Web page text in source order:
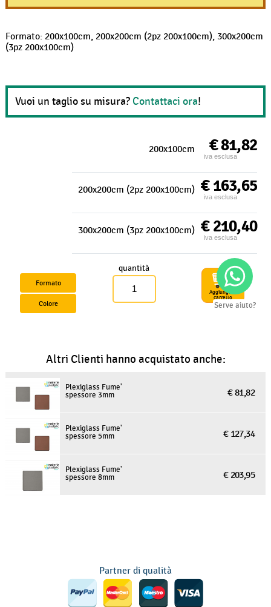
Formato: 200x100cm, 200x200cm (2pz 200x100cm), 300x200cm
(3pz 200x100cm)
Vuoi un taglio su misura? Contattaci ora!
200x100cm € 81,82
iva esclusa
200x200cm (2pz 200x100cm) € 163,65
iva esclusa
300x200cm (3pz 200x100cm) € 210,40
iva esclusa
Formato
Colore
quantità
Aggiungi al
carrello
Altri Clienti hanno acquistato anche:
Plexiglass Fume'
spessore 3mm
€ 81,82
Plexiglass Fume'
spessore 5mm
€ 127,34
Plexiglass Fume'
spessore 8mm
€ 203,95
Partner di qualità
Serve aiuto?